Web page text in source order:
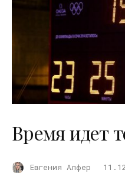
Время идет
Евгения Алфер